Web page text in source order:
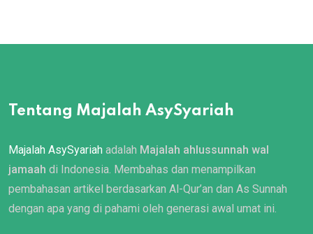
Tentang Majalah AsySyariah
Majalah AsySyariah adalah Majalah ahlussunnah wal
jamaah di Indonesia. Membahas dan menampilkan
pembahasan artikel berdasarkan Al-Qur’an dan As Sunnah
dengan apa yang di pahami oleh generasi awal umat ini.